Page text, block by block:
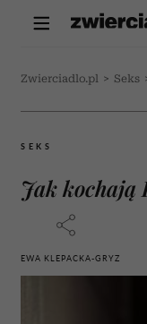
Zwierciadlo.pl > Seks
SEKS
Jak kochają
EWA KLEPACKA-GRYZ